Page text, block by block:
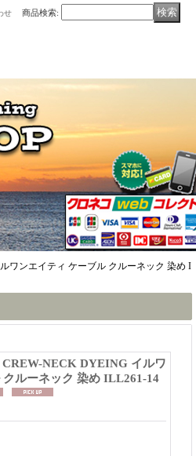
せ 商品検索:
ワンエイティ ケーブル クルーネック 染め I
CREW-NECK DYEING イルワ
クルーネック 染め ILL261-14